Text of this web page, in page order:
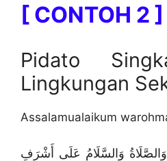
[ CONTOH 2 ]
Pidato
Lingkungan
Assalamualaikum
وَالصَّلَاةُ وَالسَّلَامُ عَلَى أَشْرَفِ